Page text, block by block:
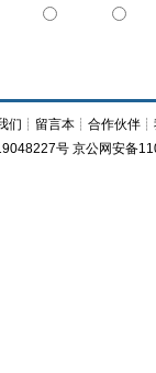
们 ┊ 留言本 ┊合作伙伴 ┊
号 京公网安备